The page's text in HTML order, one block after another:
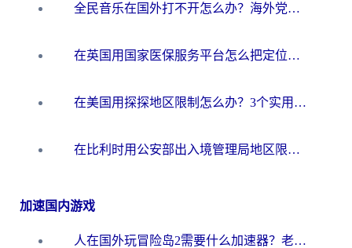
全民音乐在国外打不开怎么办？海外党亲测有效的回国加速方案
在英国用国家医保服务平台怎么把定位修改到中国国内？海外党必看的解决指南（附腾讯视频伊对可用方法）
在美国用探探地区限制怎么办？3个实用技巧帮你搞定（附咪咕豆瓣音乐限制破解法）
在比利时用公安部出入境管理局地区限制怎么办？3步搞定+欧洲杯观赛&香港购物指南
加速国内游戏
人在国外玩冒险岛2需要什么加速器？老玩家亲测有效的选择指南